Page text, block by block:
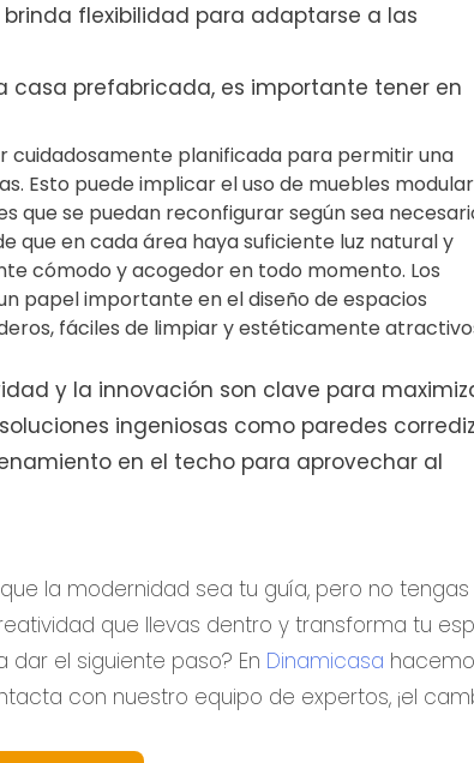
flexibilidad para adaptarse a las
casa prefabricada, es importante tener en
cuidadosamente planificada para permitir una
Esto puede implicar el uso de muebles
que se puedan reconfigurar según sea
que en cada área haya suficiente luz natural y
cómodo y acogedor en todo momento. Los
papel importante en el diseño de espacios
fáciles de limpiar y estéticamente
y la innovación son clave para
ingeniosas como paredes
en el techo para aprovechar al
la modernidad sea tu guía, pero no tengas
que llevas dentro y transforma tu
el siguiente paso? En Dinamicasa
con nuestro equipo de expertos, ¡el